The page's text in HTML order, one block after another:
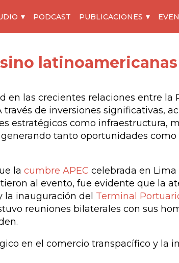
PODCAST PUBLICACIONES
las crecientes relaciones entre la
de inversiones significativas,
estratégicos como infraestructura,
tanto oportunidades como
la cumbre APEC celebrada en Lima
al evento, fue evidente que la
inauguración del Terminal
reuniones bilaterales con sus